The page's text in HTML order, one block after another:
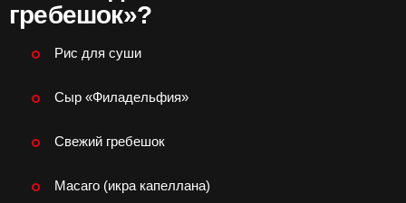
гребешок»?
Рис для суши
Сыр «Филадельфия»
Свежий гребешок
Масаго (икра капеллана)